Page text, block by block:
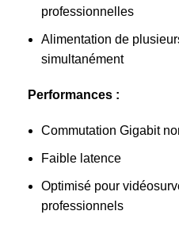
professionnelles
Alimentation de
simultanément
Performances :
Commutation Gigabit
Faible latence
Optimisé pour
professionnels